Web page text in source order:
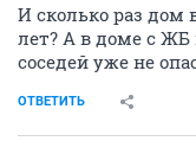
И сколько раз дом
лет? А в доме с
соседей уже не
ОТВЕТИТЬ